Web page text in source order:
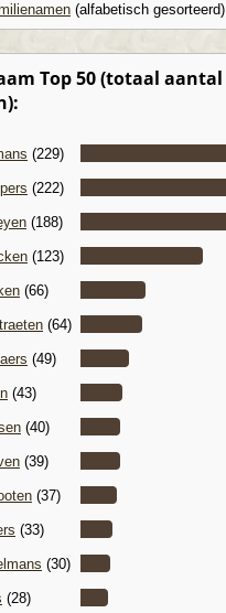
(alfabetisch gesorteerd)
Top 50 (totaal aantal
(229)
(222)
(188)
(123)
(66)
(64)
(49)
(43)
(40)
(39)
(37)
(33)
(30)
(28)